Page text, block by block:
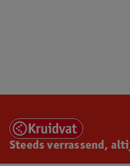
Steeds verrassend,